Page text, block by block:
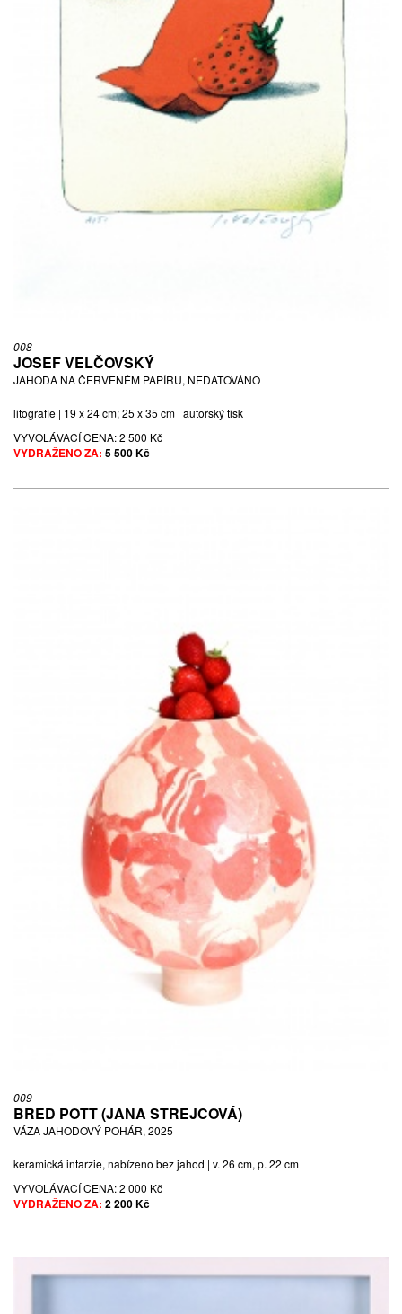
008
JOSEF VELČOVSKÝ
JAHODA NA ČERVENÉM PAPÍRU, NEDATOVÁNO
litografie | 19 x 24 cm; 25 x 35 cm | autorský tisk
VYVOLÁVACÍ CENA:2 500 Kč
VYDRAŽENO ZA: 5 500 Kč
009
BRED POTT (JANA STREJCOVÁ)
VÁZA JAHODOVÝ POHÁR, 2025
keramická intarzie, nabízeno bez jahod | v. 26 cm, p. 22 cm
VYVOLÁVACÍ CENA:2 000 Kč
VYDRAŽENO ZA: 2 200 Kč